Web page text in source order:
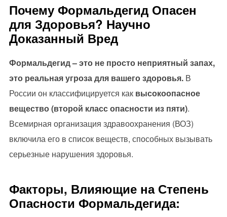
Почему Формальдегид Опасен
для Здоровья? Научно
Доказанный Вред
Формальдегид – это не просто неприятный запах,
это реальная угроза для вашего здоровья.В
России он классифицируется как высокоопасное
вещество (второй класс опасности из пяти).
Всемирная организация здравоохранения (ВОЗ)
включила его в список веществ, способных вызывать
серьезные нарушения здоровья.
Факторы, Влияющие на Степень
Опасности Формальдегида: